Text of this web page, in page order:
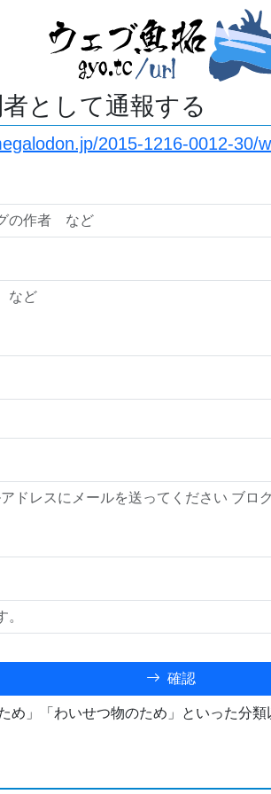
として通報する
2015-1216-0012-30/
確認
め」「わいせつ物のため」といった分